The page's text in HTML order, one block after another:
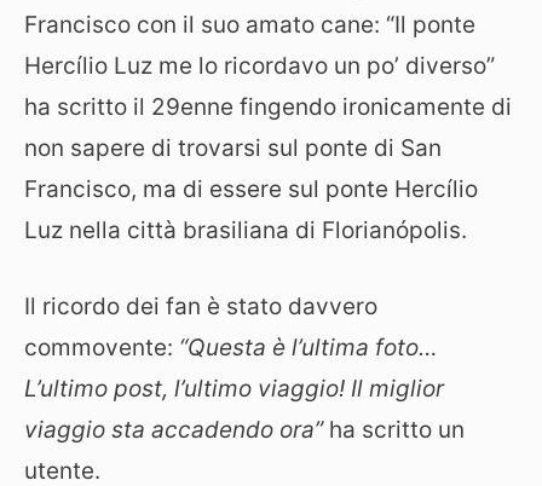
Francisco con il suo amato cane: “Il ponte
Hercílio Luz me lo ricordavo un po’ diverso”
ha scritto il 29enne fingendo ironicamente di
non sapere di trovarsi sul ponte di San
Francisco, ma di essere sul ponte Hercílio
Luz nella città brasiliana di Florianópolis.
Il ricordo dei fan è stato davvero
commovente: “Questa è l’ultima foto…
L’ultimo post, l’ultimo viaggio! Il miglior
viaggio sta accadendo ora”ha scritto un
utente.